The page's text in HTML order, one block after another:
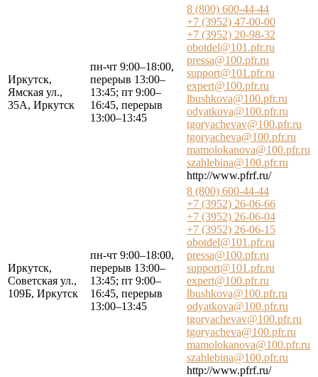
Иркутск,
Ямская ул.,
35А, Иркутск
пн-чт 9:00–18:00,
перерыв 13:00–
13:45; пт 9:00–
16:45, перерыв
13:00–13:45
8 (800) 600-44-44
+7 (3952) 47-00-00
+7 (3952) 20-98-32
obotdel@101.pfr.ru
pressa@100.pfr.ru
support@101.pfr.ru
expert@100.pfr.ru
lbushkova@100.pfr.ru
odyatkova@100.pfr.ru
tgoryachevav@100.pfr.ru
tgoryacheva@100.pfr.ru
mamolokanova@100.pfr.ru
szahlebina@100.pfr.ru
http://www.pfrf.ru/
Иркутск,
Советская ул.,
109Б, Иркутск
пн-чт 9:00–18:00,
перерыв 13:00–
13:45; пт 9:00–
16:45, перерыв
13:00–13:45
8 (800) 600-44-44
+7 (3952) 26-06-66
+7 (3952) 26-06-04
+7 (3952) 26-06-15
obotdel@101.pfr.ru
pressa@100.pfr.ru
support@101.pfr.ru
expert@100.pfr.ru
lbushkova@100.pfr.ru
odyatkova@100.pfr.ru
tgoryachevav@100.pfr.ru
tgoryacheva@100.pfr.ru
mamolokanova@100.pfr.ru
szahlebina@100.pfr.ru
http://www.pfrf.ru/